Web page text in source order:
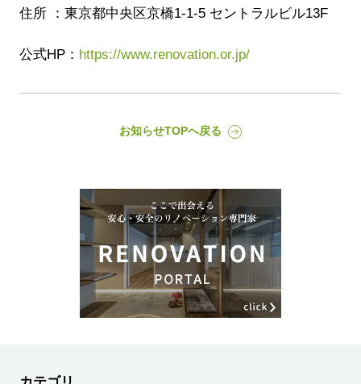
住所 ：東京都中央区京橋1-1-5 セントラルビル13F
公式HP： https://www.renovation.or.jp/
お知らせTOPへ戻る